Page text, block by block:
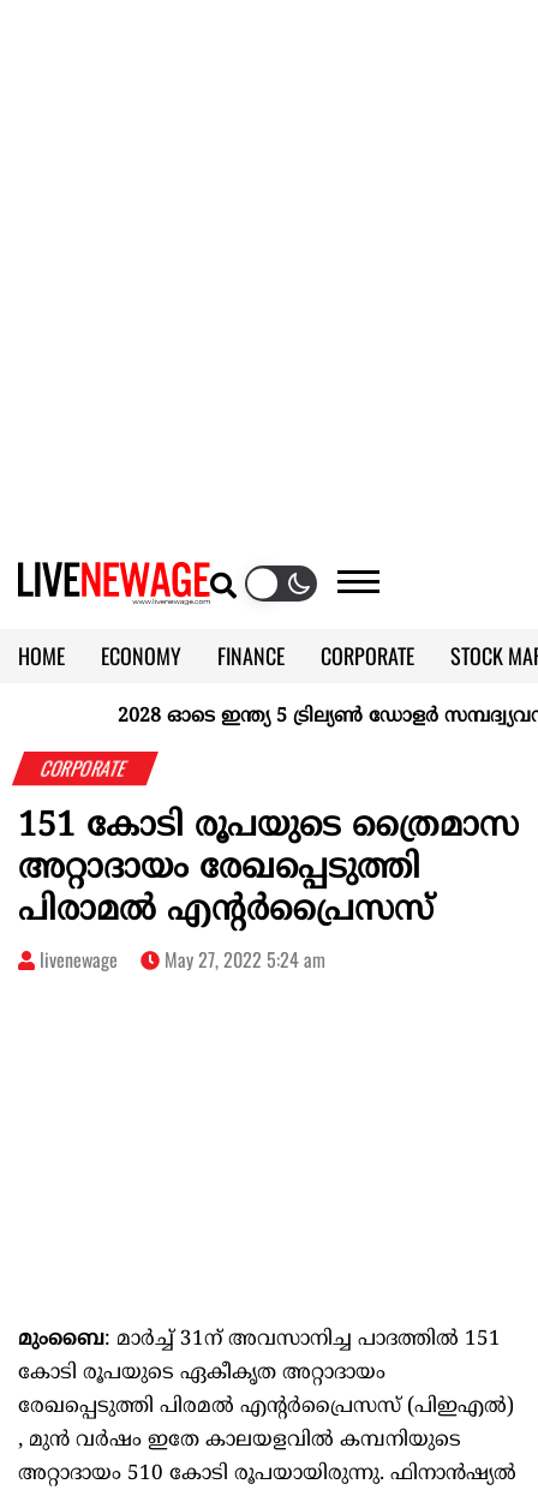
HOME ECONOMY FINANCE CORPORATE
STOCK
KERALA @70
2028 ഓടെ ഇന്ത്യ 5 ട്രില്യണ്‍ ഡോളര്‍
CORPORATE
151 കോടി രൂപയുടെ ത്രൈമാസ
അറ്റാദായം രേഖപ്പെടുത്തി
പിരാമൽ എന്റർപ്രൈസസ്
livenewage May 27, 2022 5:24 am
മുംബൈ: മാർച്ച് 31ന് അവസാനിച്ച പാദത്തിൽ 151
കോടി രൂപയുടെ ഏകീകൃത അറ്റാദായം
രേഖപ്പെടുത്തി പിരമൽ എന്റർപ്രൈസസ് (പിഇഎൽ)
, മുൻ വർഷം ഇതേ കാലയളവിൽ കമ്പനിയുടെ
അറ്റാദായം 510 കോടി രൂപയായിരുന്നു. ഫിനാൻഷ്യൽ